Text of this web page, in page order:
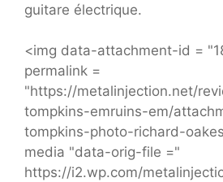
guitare électrique.
<img data-attachment-id =
permalink =
"https://metalinjection.net/
tompkins-emruins-em/
tompkins-photo-richard-
media "data-orig-file ="
https://i2.wp.com/